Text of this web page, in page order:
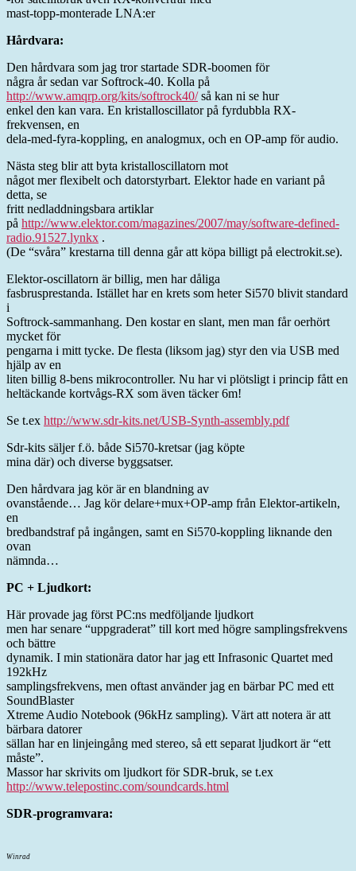
mast-topp-monterade LNA:er
Hårdvara:
Den hårdvara som jag tror startade SDR-boomen för
några år sedan var Softrock-40. Kolla på
http://www.amqrp.org/kits/softrock40/så kan ni se hur
enkel den kan vara. En kristalloscillator på fyrdubbla RX-
frekvensen, en
dela-med-fyra-koppling, en analogmux, och en OP-amp för audio.
Nästa steg blir att byta kristalloscillatorn mot
något mer flexibelt och datorstyrbart. Elektor hade en variant på
detta, se
fritt nedladdningsbara artiklar
på http://www.elektor.com/magazines/2007/may/software-defined-
radio.91527.lynkx .
(De “svåra” krestarna till denna går att köpa billigt på electrokit.se).
Elektor-oscillatorn är billig, men har dåliga
fasbrusprestanda. Istället har en krets som heter Si570 blivit standard
i
Softrock-sammanhang. Den kostar en slant, men man får oerhört
mycket för
pengarna i mitt tycke. De flesta (liksom jag) styr den via USB med
hjälp av en
liten billig 8-bens mikrocontroller. Nu har vi plötsligt i princip fått en
heltäckande kortvågs-RX som även täcker 6m!
Se t.ex http://www.sdr-kits.net/USB-Synth-assembly.pdf
Sdr-kits säljer f.ö. både Si570-kretsar (jag köpte
mina där) och diverse byggsatser.
Den hårdvara jag kör är en blandning av
ovanstående… Jag kör delare+mux+OP-amp från Elektor-artikeln,
en
bredbandstraf på ingången, samt en Si570-koppling liknande den
ovan
nämnda…
PC + Ljudkort:
Här provade jag först PC:ns medföljande ljudkort
men har senare “uppgraderat” till kort med högre samplingsfrekvens
och bättre
dynamik. I min stationära dator har jag ett Infrasonic Quartet med
192kHz
samplingsfrekvens, men oftast använder jag en bärbar PC med ett
SoundBlaster
Xtreme Audio Notebook (96kHz sampling). Värt att notera är att
bärbara datorer
sällan har en linjeingång med stereo, så ett separat ljudkort är “ett
måste”.
Massor har skrivits om ljudkort för SDR-bruk, se t.ex
http://www.telepostinc.com/soundcards.html
SDR-programvara:
Winrad